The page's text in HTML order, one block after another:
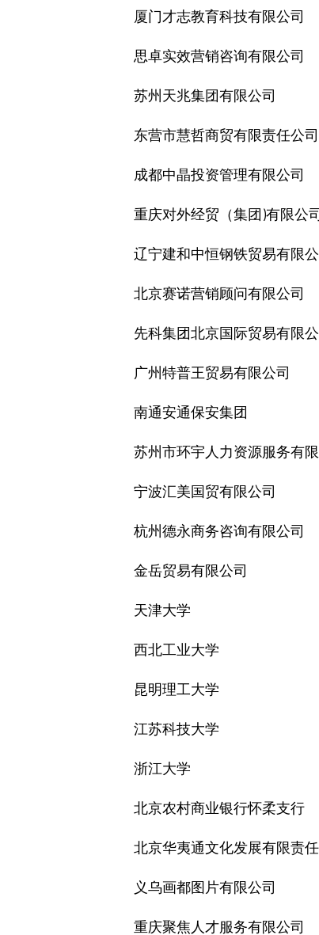
厦门才志教育科技有限公司
思卓实效营销咨询有限公司
苏州天兆集团有限公司
东营市慧哲商贸有限责任公司
成都中晶投资管理有限公司
重庆对外经贸（集团)有限公
辽宁建和中恒钢铁贸易有限
北京赛诺营销顾问有限公司
先科集团北京国际贸易有限
广州特普王贸易有限公司
南通安通保安集团
苏州市环宇人力资源服务有
宁波汇美国贸有限公司
杭州德永商务咨询有限公司
金岳贸易有限公司
天津大学
西北工业大学
昆明理工大学
江苏科技大学
浙江大学
北京农村商业银行怀柔支行
北京华夷通文化发展有限责
义乌画都图片有限公司
重庆聚焦人才服务有限公司